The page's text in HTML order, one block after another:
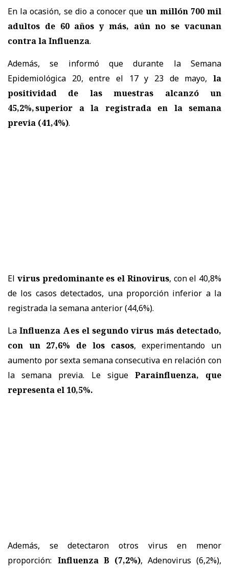
En la ocasión, se dio a conocer queun millón 700 mil
adultos de 60 años y más, aún no se vacunan
contra la Influenza.
Además, se informó que durante la Semana
Epidemiológica 20, entre el 17 y 23 de mayo, la
positividad de las muestras alcanzó un
45,2%, superior a la registrada en la semana
previa (41,4%).
El virus predominante es el Rinovirus, con el 40,8%
de los casos detectados, una proporción inferior a la
registrada la semana anterior (44,6%).
LaInfluenza A es el segundo virus más detectado,
con un 27,6% de los casos, experimentando un
aumento por sexta semana consecutiva en relación con
la semana previa. Le sigueParainfluenza, que
representa el 10,5%.
Además, se detectaron otros virus en menor
proporción: Influenza B (7,2%), Adenovirus (6,2%),